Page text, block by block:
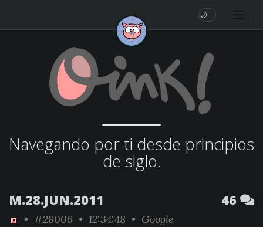
🌙
Navegando por ti desde principios
de siglo.
M.28.JUN.2011 46
• #28006 • 12:34:48 • Google